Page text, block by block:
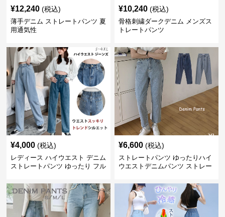
¥12,240 (税込)
薄手デニム ストレートパンツ 夏
用通気性
¥10,240 (税込)
骨格刺繍ダークデニム メンズス
トレートパンツ
¥4,000 (税込)
レディース ハイウエスト デニム
ストレートパンツ ゆったり フル
¥6,600 (税込)
ストレートパンツ ゆったりハイ
ウエストデニムパンツ ストレー